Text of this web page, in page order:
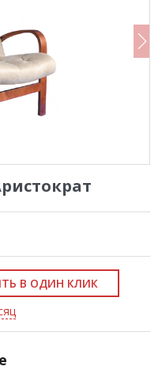
В ОДИН КЛИК